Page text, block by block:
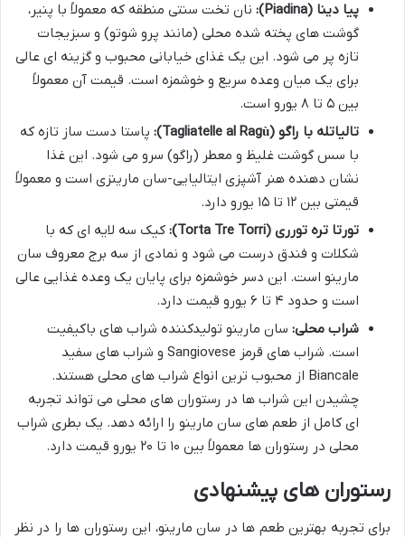
پیا دینا (Piadina):
نان تخت سنتی منطقه که معمولاً با پنیر،
گوشت های پخته شده محلی (مانند پرو شوتو) و سبزیجات
تازه پر می شود. این یک غذای خیابانی محبوب و گزینه ای عالی
برای یک میان وعده سریع و خوشمزه است. قیمت آن معمولاً
بین ۵ تا ۸ یورو است.
تالیاتله با راگو (Tagliatelle al Ragù):
پاستا دست ساز تازه که
با سس گوشت غلیظ و معطر (راگو) سرو می شود. این غذا
نشان دهنده هنر آشپزی ایتالیایی-سان مارینزی است و معمولاً
قیمتی بین ۱۲ تا ۱۵ یورو دارد.
تورتا تره تورری (Torta Tre Torri):
کیک سه لایه ای که با
شکلات و فندق درست می شود و نمادی از سه برج معروف سان
مارینو است. این دسر خوشمزه برای پایان یک وعده غذایی عالی
است و حدود ۴ تا ۶ یورو قیمت دارد.
شراب محلی: سان مارینو تولیدکننده شراب های باکیفیت
است. شراب های قرمز Sangiovese و شراب های سفید
Biancale از محبوب ترین انواع شراب های محلی هستند.
چشیدن این شراب ها در رستوران های محلی می تواند تجربه
ای کامل از طعم های سان مارینو را ارائه دهد. یک بطری شراب
محلی در رستوران ها معمولاً بین ۱۰ تا ۲۰ یورو قیمت دارد.
رستوران های پیشنهادی
برای تجربه بهترین طعم ها در سان مارینو، این رستوران ها را در نظر